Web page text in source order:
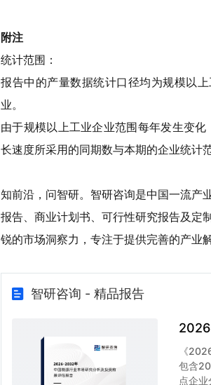
附注
统计范围：
报告中的产量数据统计口径均为规模以
业。
由于规模以上工业企业范围每年发生变
长速度所采用的同期数与本期的企业统计
知前沿，问智研。智研咨询是中国一流产
报告、商业计划书、可行性研究报告及定
锐的市场洞察力，专注于提供完善的产业
智研咨询 - 精品报告
《
包含
点企